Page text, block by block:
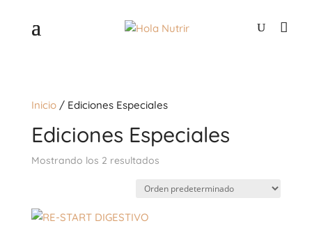
Inicio/ Ediciones Especiales
Ediciones Especiales
Mostrando los 2 resultados